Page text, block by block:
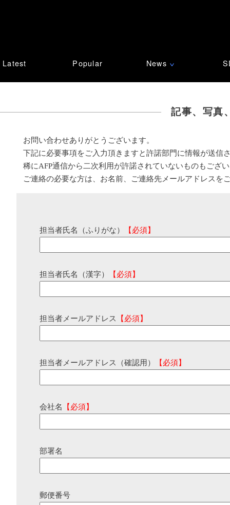
Latest Popular News ∨
記事、写真
お問い合わせありがとうございます。
下記に必要事項をご入力頂きますと許諾部門に情報が送信
稀にAFP通信から二次利用が許諾されていないものもござ
ご連絡の必要な方は、お名前、ご連絡先メールアドレスを
担当者氏名（ふりがな） 【必須】
担当者氏名（漢字） 【必須】
担当者メールアドレス 【必須】
担当者メールアドレス（確認用） 【必須】
会社名 【必須】
部署名
郵便番号